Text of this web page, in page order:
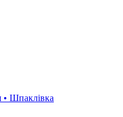
Шпаклівка